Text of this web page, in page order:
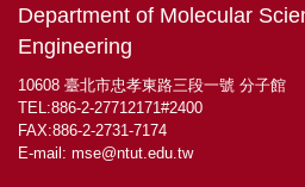
Department of Molecular
Engineering
10608 臺北市忠孝東路三段一號 分子館
TEL:886-2-27712171#2400
FAX:886-2-2731-7174
E-mail: mse@ntut.edu.tw